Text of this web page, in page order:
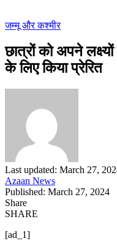
जम्मू और कश्मीर
छात्रों को अपने
के लिए किया प्रेरित
Last updated: March 27,
Azaan News
Published: March 27, 2024
Share
SHARE
[ad_1]